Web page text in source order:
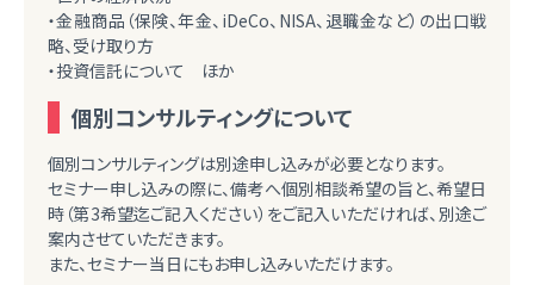
・金融商品（保険、年金、iDeCo、NISA、退職金など）の出口戦
略、受け取り方
・投資信託について ほか
個別コンサルティングについて
個別コンサルティングは別途申し込みが必要となります。
セミナー申し込みの際に、備考へ個別相談希望の旨と、希望日
時（第3希望迄ご記入ください）をご記入いただければ、別途ご
案内させていただきます。
また、セミナー当日にもお申し込みいただけます。